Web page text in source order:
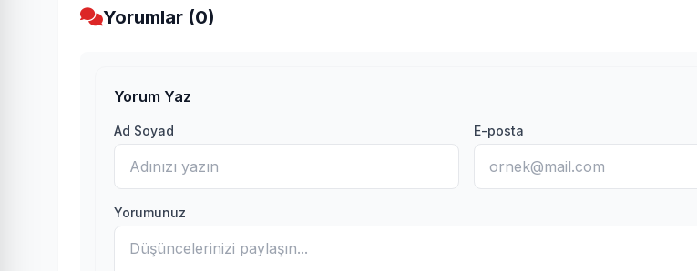
Yorumlar (0)
Yorum Yaz
Ad Soyad E-posta
Yorumunuz